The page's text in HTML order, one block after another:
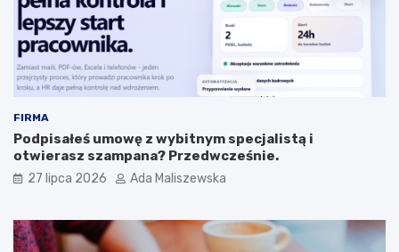
FIRMA
Podpisałeś umowę z wybitnym specjalistą i
otwierasz szampana? Przedwcześnie.
27 lipca 2026 Ada Maliszewska